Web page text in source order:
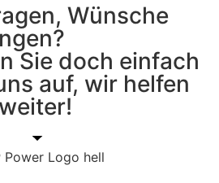
Wünsche
Sie doch einfach
auf, wir helfen